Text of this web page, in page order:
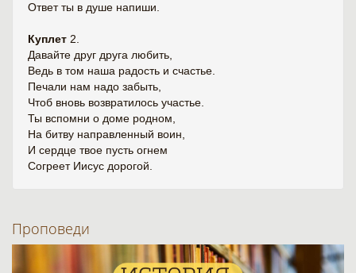
Ответ ты в душе напиши.
Куплет 2.
Давайте друг друга любить,
Ведь в том наша радость и счастье.
Печали нам надо забыть,
Чтоб вновь возвратилось участье.
Ты вспомни о доме родном,
На битву направленный воин,
И сердце твое пусть огнем
Согреет Иисус дорогой.
Проповеди